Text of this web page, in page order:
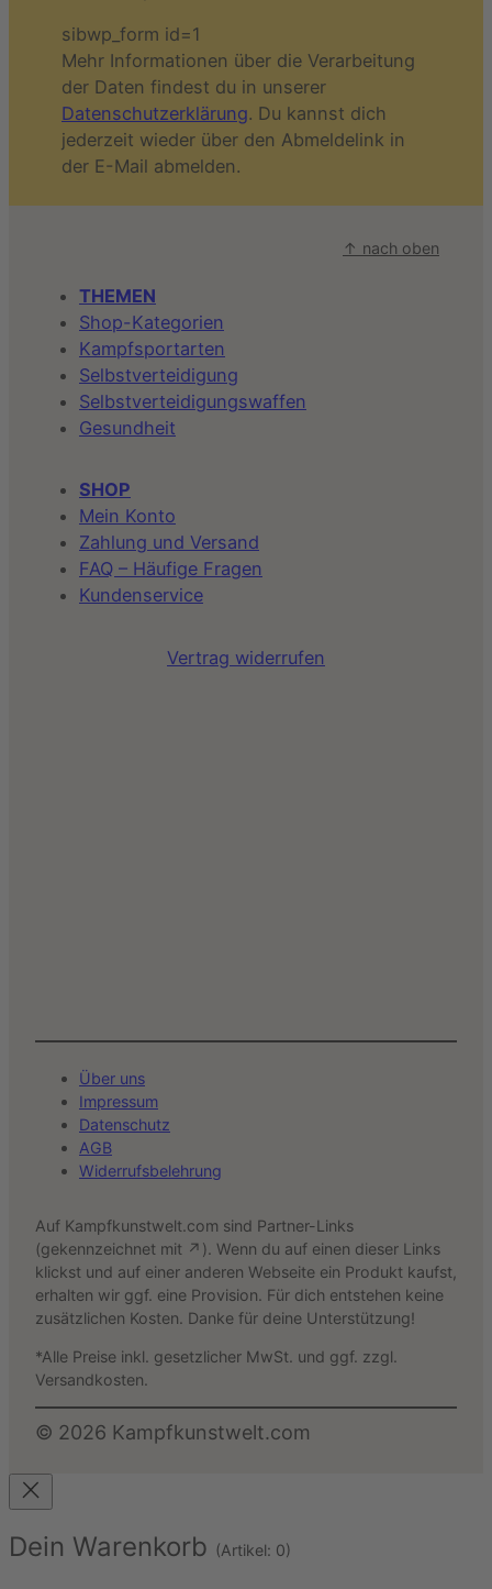
sibwp_form id=1
Mehr Informationen über die Verarbeitung
der Daten findest du in unserer
Datenschutzerklärung. Du kannst dich
jederzeit wieder über den Abmeldelink in
der E-Mail abmelden.
↑ nach oben
THEMEN
Shop-Kategorien
Kampfsportarten
Selbstverteidigung
Selbstverteidigungswaffen
Gesundheit
SHOP
Mein Konto
Zahlung und Versand
FAQ – Häufige Fragen
Kundenservice
Vertrag widerrufen
Über uns
Impressum
Datenschutz
AGB
Widerrufsbelehrung
Auf Kampfkunstwelt.com sind Partner-Links
(gekennzeichnet mit ↗). Wenn du auf einen dieser Links
klickst und auf einer anderen Webseite ein Produkt kaufst,
erhalten wir ggf. eine Provision. Für dich entstehen keine
zusätzlichen Kosten. Danke für deine Unterstützung!
*Alle Preise inkl. gesetzlicher MwSt. und ggf. zzgl.
Versandkosten.
© 2026 Kampfkunstwelt.com
Dein Warenkorb (Artikel: 0)